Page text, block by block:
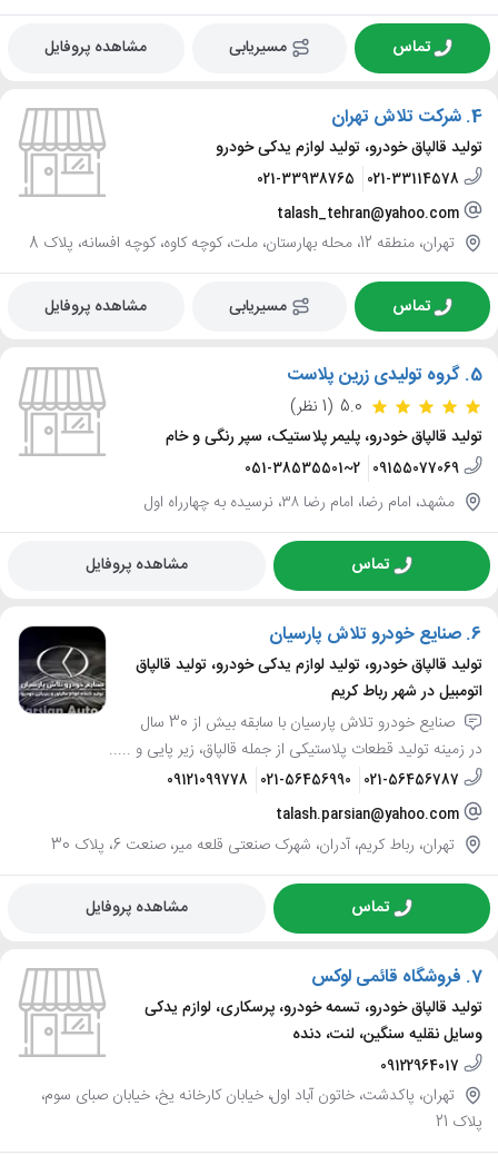
تماس مسیریابی مشاهده پروفایل
4. شرکت تلاش تهران
تولید قالپاق خودرو، تولید لوازم یدکی خودرو
021-33114578
021-33938765
talash_tehran@yahoo.com
تهران، منطقه 12، محله بهارستان، ملت، کوچه کاوه، کوچه افسانه، پلاک 8
تماس مسیریابی مشاهده پروفایل
5. گروه تولیدی زرین پلاست
5.0 (1 نظر)
تولید قالپاق خودرو، پلیمر پلاستیک، سپر رنگی و خام
09155077069
051-38535501~2
مشهد، امام رضا، امام رضا ۳۸، نرسیده به چهارراه اول
تماس مشاهده پروفایل
6. صنایع خودرو تلاش پارسیان
تولید قالپاق خودرو، تولید لوازم یدکی خودرو، تولید قالپاق
اتومبیل در شهر رباط کریم
صنایع خودرو تلاش پارسیان با سابقه بیش از 30 سال
در زمینه تولید قطعات پلاستیکی از جمله قالپاق، زیر پایی و .....
021-56456787
021-56456990
09121099778
talash.parsian@yahoo.com
تهران، رباط کریم، آدران، شهرک صنعتی قلعه میر، صنعت 6، پلاک 30
تماس مشاهده پروفایل
7. فروشگاه قائمی لوکس
تولید قالپاق خودرو، تسمه خودرو، پرسکاری، لوازم یدکی
وسایل نقلیه سنگین، لنت، دنده
09122964017
تهران، پاکدشت، خاتون آباد اول، خیابان کارخانه یخ، خیابان صبای سوم،
پلاک 21